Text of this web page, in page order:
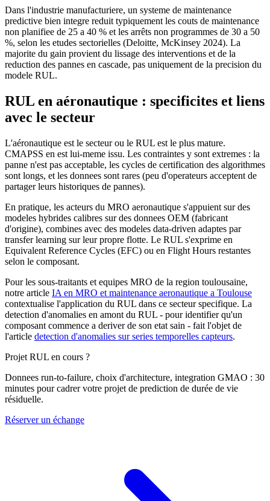
Dans l'industrie manufacturiere, un systeme de maintenance
predictive bien integre reduit typiquement les couts de maintenance
non planifiee de 25 a 40 % et les arrêts non programmes de 30 a 50
%, selon les etudes sectorielles (Deloitte, McKinsey 2024). La
majorite du gain provient du lissage des interventions et de la
reduction des pannes en cascade, pas uniquement de la precision du
modele RUL.
RUL en aéronautique : specificites et liens
avec le secteur
L'aéronautique est le secteur ou le RUL est le plus mature.
CMAPSS en est lui-meme issu. Les contraintes y sont extremes : la
panne n'est pas acceptable, les cycles de certification des algorithmes
sont longs, et les donnees sont rares (peu d'operateurs acceptent de
partager leurs historiques de pannes).
En pratique, les acteurs du MRO aeronautique s'appuient sur des
modeles hybrides calibres sur des donnees OEM (fabricant
d'origine), combines avec des modeles data-driven adaptes par
transfer learning sur leur propre flotte. Le RUL s'exprime en
Equivalent Reference Cycles (EFC) ou en Flight Hours restantes
selon le composant.
Pour les sous-traitants et equipes MRO de la region toulousaine,
notre article IA en MRO et maintenance aeronautique a Toulouse
contextualise l'application du RUL dans ce secteur specifique. La
detection d'anomalies en amont du RUL - pour identifier qu'un
composant commence a deriver de son etat sain - fait l'objet de
l'article detection d'anomalies sur series temporelles capteurs.
Projet RUL en cours ?
Donnees run-to-failure, choix d'architecture, integration GMAO : 30
minutes pour cadrer votre projet de prediction de durée de vie
résiduelle.
Réserver un échange